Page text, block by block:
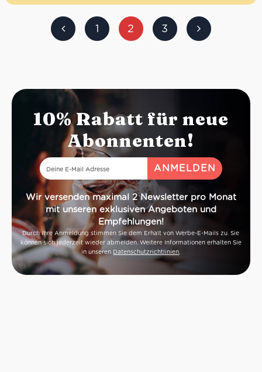
1 2 3
10% Rabatt für neue
Abonnenten!
Wir versenden maximal 2 Newsletter pro Monat
mit unseren exklusiven Angeboten und
Empfehlungen!
Durch Ihre Anmeldung stimmen Sie dem Erhalt von Werbe-E-Mails zu. Sie
können sich jederzeit wieder abmelden. Weitere Informationen erhalten Sie
in unseren Datenschutzrichtlinien